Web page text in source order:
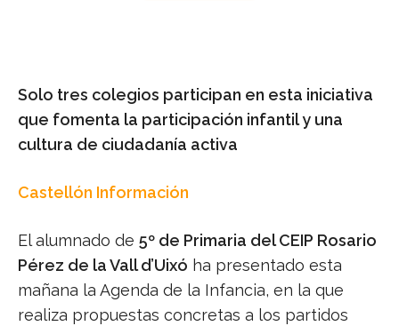
Solo tres colegios participan en esta iniciativa
que fomenta la participación infantil y una
cultura de ciudadanía activa
Castellón Información
El alumnado de 5º de Primaria del CEIP Rosario
Pérez de la Vall d’Uixó ha presentado esta
mañana la Agenda de la Infancia, en la que
realiza propuestas concretas a los partidos